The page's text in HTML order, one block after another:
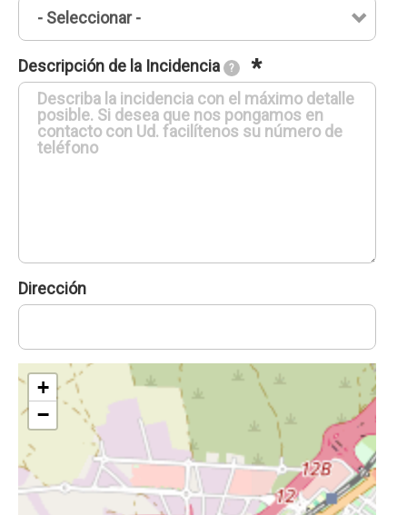
Descripción de la Incidencia ?
Dirección
+
−